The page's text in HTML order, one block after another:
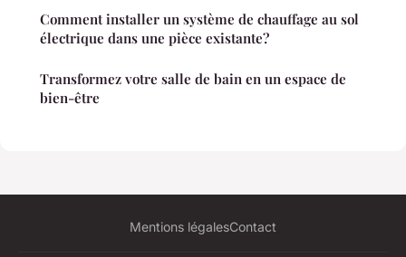
Comment installer un système de chauffage au sol
électrique dans une pièce existante?
Transformez votre salle de bain en un espace de
bien-être
Mentions légalesContact